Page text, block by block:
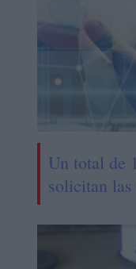
Un total de
solicitan